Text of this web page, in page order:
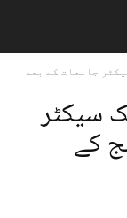
جامعات کے بعد
سیکٹر
کے